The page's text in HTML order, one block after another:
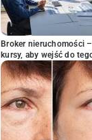
Broker nieruchomości
kursy, aby wejść do